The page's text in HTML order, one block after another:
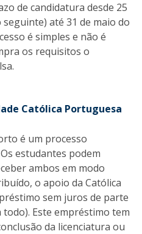
de candidatura desde 25
até 31 de maio do
é simples e não é
os requisitos o
Católica Portuguesa
é um processo
estudantes podem
ambos em modo
o apoio da Católica
sem juros de parte
Este empréstimo tem
da licenciatura ou